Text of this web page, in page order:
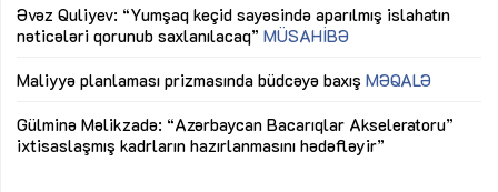
Əvəz Quliyev: “Yumşaq keçid sayəsində aparılmış islahatın
nəticələri qorunub saxlanılacaq” MÜSAHİBƏ
Maliyyə planlaması prizmasında büdcəyə baxış MƏQALƏ
Gülminə Məlikzadə: “Azərbaycan Bacarıqlar Akseleratoru”
ixtisaslaşmış kadrların hazırlanmasını hədəfləyir”